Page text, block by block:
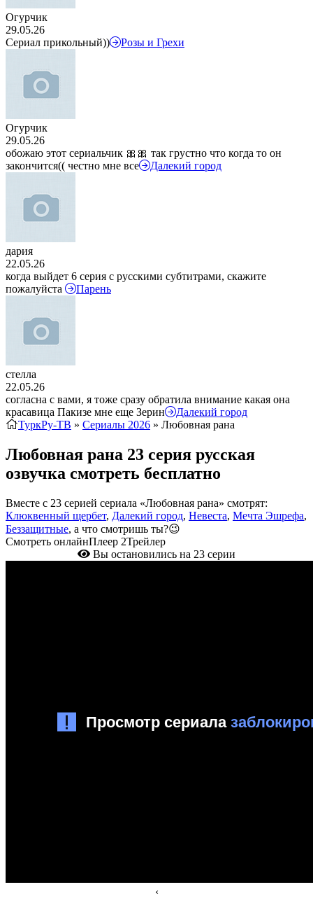
Огурчик
29.05.26
Сериал прикольный))
Розы и Грехи
Огурчик
29.05.26
обожаю этот сериальчик 🎀🎀 так грустно что когда то он
закончится(( честно мне все
Далекий город
дария
22.05.26
когда выйдет 6 серия с русскими субтитрами, скажите
пожалуйста
Парень
стелла
22.05.26
согласна с вами, я тоже сразу обратила внимание какая она
красавица Пакизе мне еще Зерин
Далекий город
ТуркРу-ТВ » Сериалы 2026 » Любовная рана
Любовная рана 23 серия русская
озвучка смотреть бесплатно
Вместе с 23 серией сериала «Любовная рана» смотрят:
Клюквенный щербет, Далекий город, Невеста, Мечта Эшрефа,
Беззащитные, а что смотришь ты?😉
Смотреть онлайнПлеер 2Трейлер
Вы остановились на 23 серии
‹